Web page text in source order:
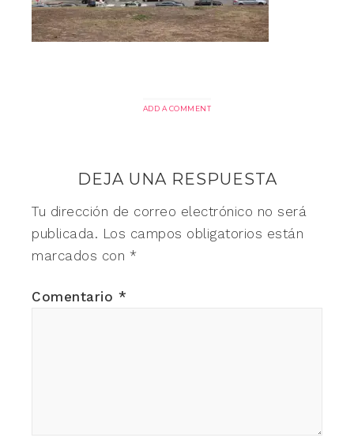
ADD A COMMENT
DEJA UNA RESPUESTA
Tu dirección de correo electrónico no será
publicada. Los campos obligatorios están
marcados con *
Comentario *